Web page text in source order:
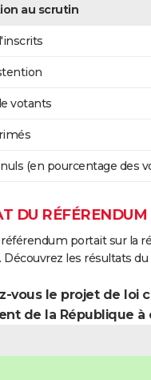
au scrutin
votants
(en pourcentage des
DU
référendum portait sur la
Découvrez les résultats
vous le projet de loi
de la République à